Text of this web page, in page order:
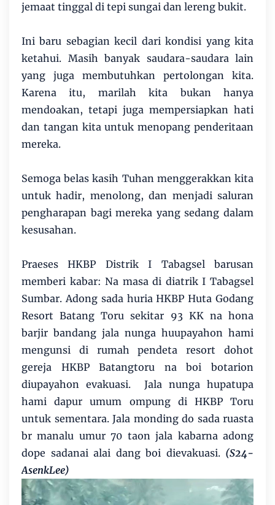
jemaat tinggal di tepi sungai dan lereng bukit.
Ini baru sebagian kecil dari kondisi yang kita
ketahui. Masih banyak saudara-saudara lain
yang juga membutuhkan pertolongan kita.
Karena itu, marilah kita bukan hanya
mendoakan, tetapi juga mempersiapkan hati
dan tangan kita untuk menopang penderitaan
mereka.
Semoga belas kasih Tuhan menggerakkan kita
untuk hadir, menolong, dan menjadi saluran
pengharapan bagi mereka yang sedang dalam
kesusahan.
Praeses HKBP Distrik I Tabagsel barusan
memberi kabar: Na masa di diatrik I Tabagsel
Sumbar. Adong sada huria HKBP Huta Godang
Resort Batang Toru sekitar 93 KK na hona
barjir bandang jala nunga huupayahon hami
mengunsi di rumah pendeta resort dohot
gereja HKBP Batangtoru na boi botarion
diupayahon evakuasi. Jala nunga hupatupa
hami dapur umum ompung di HKBP Toru
untuk sementara. Jala monding do sada ruasta
br manalu umur 70 taon jala kabarna adong
dope sadanai alai dang boi dievakuasi. (S24-
AsenkLee)